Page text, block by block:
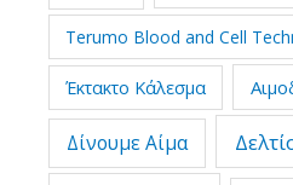
Terumo Blood and Cell
Έκτακτο Κάλεσμα
Δίνουμε Αίμα